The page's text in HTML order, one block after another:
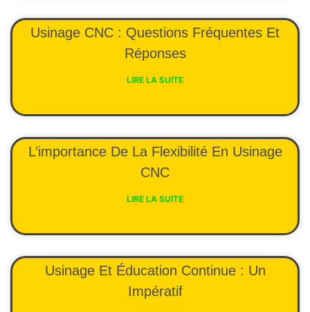
Usinage CNC : Questions Fréquentes Et
Réponses
LIRE LA SUITE
L’importance De La Flexibilité En Usinage
CNC
LIRE LA SUITE
Usinage Et Éducation Continue : Un
Impératif